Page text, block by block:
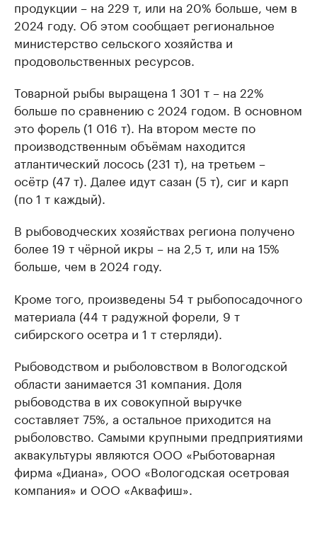
продукции – на 229 т, или на 20% больше, чем в
2024 году. Об этом сообщает региональное
министерство сельского хозяйства и
продовольственных ресурсов.
Товарной рыбы выращена 1 301 т – на 22%
больше по сравнению с 2024 годом. В основном
это форель (1 016 т). На втором месте по
производственным объёмам находится
атлантический лосось (231 т), на третьем –
осётр (47 т). Далее идут сазан (5 т), сиг и карп
(по 1 т каждый).
В рыбоводческих хозяйствах региона получено
более 19 т чёрной икры – на 2,5 т, или на 15%
больше, чем в 2024 году.
Кроме того, произведены 54 т рыбопосадочного
материала (44 т радужной форели, 9 т
сибирского осетра и 1 т стерляди).
Рыбоводством и рыболовством в Вологодской
области занимается 31 компания. Доля
рыбоводства в их совокупной выручке
составляет 75%, а остальное приходится на
рыболовство. Самыми крупными предприятиями
аквакультуры являются ООО «Рыботоварная
фирма «Диана», ООО «Вологодская осетровая
компания» и ООО «Аквафиш».